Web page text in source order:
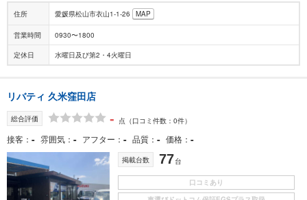
住所 愛媛県松山市衣山1-1-26 MAP
営業時間 0930〜1800
定休日 水曜日及び第2・4火曜日
リバティ 久米窪田店
総合評価 - 点 （口コミ件数：0件）
接客 - 雰囲気 - アフター - 品質 - 価格 -
掲載台数 77台
口コミあり